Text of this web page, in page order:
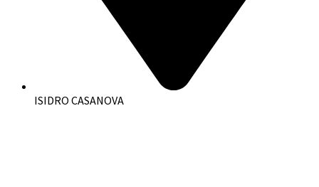
ISIDRO CASANOVA